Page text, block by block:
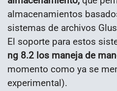
almacenamientos
sistemas de archivos
El soporte para estos
ng 8.2 los maneja de
momento como ya se
experimental).